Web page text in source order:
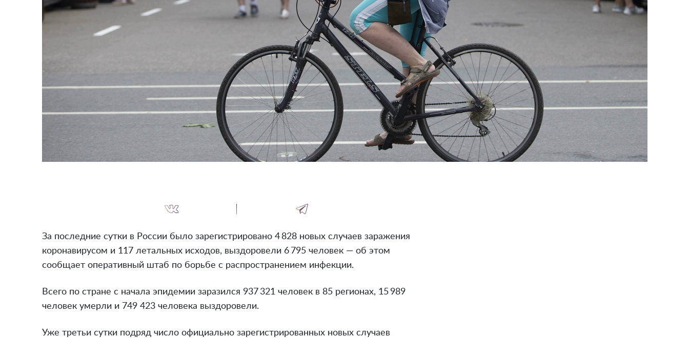
За последние сутки в России было зарегистрировано 4 828 новых случаев заражения
коронавирусом и 117 летальных исходов, выздоровели 6 795 человек — об этом
сообщает оперативный штаб по борьбе с распространением инфекции.
Всего по стране с начала эпидемии заразился 937 321 человек в 85 регионах, 15 989
человек умерли и 749 423 человека выздоровели.
Уже третьи сутки подряд число официально зарегистрированных новых случаев